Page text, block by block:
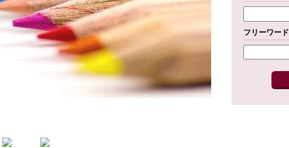
フリーワー